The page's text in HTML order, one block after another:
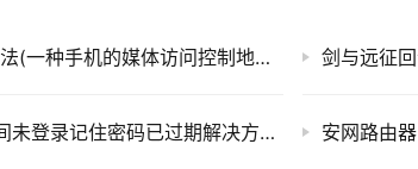
手机MAC地址查询方法(一种手机的媒体访问控制地址查询方法)
Windows7用户长时间未登录记住密码已过期解决方法(图) 安网路由器